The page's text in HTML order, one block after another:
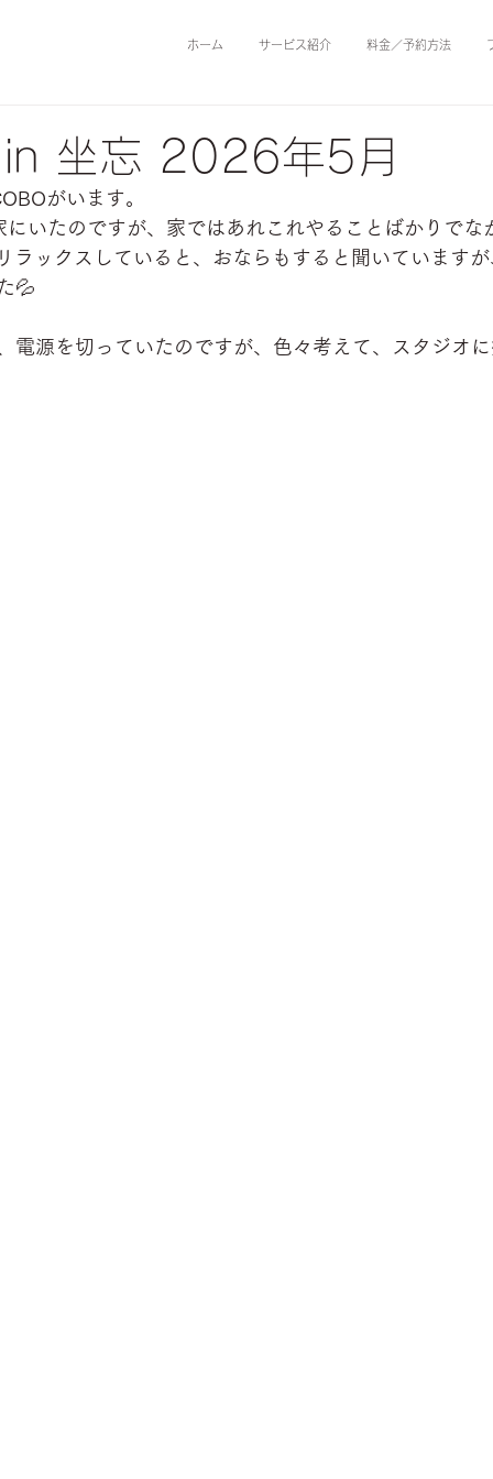
ホーム サービス紹介 料金／予約方法
in 坐忘 2026年5月
がいます。
いたのですが、家ではあれこれやることばかりでな
ックスしていると、おならもすると聞いています
💦
電源を切っていたのですが、色々考えて、スタジオ